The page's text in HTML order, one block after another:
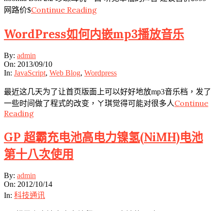
网路价$Continue Reading
WordPress如何内嵌mp3播放音乐
2013-
09-
10
By: admin
On: 2013/09/10
In: JavaScript, Web Blog, Wordpress
最近这几天为了让首页版面上可以好好地放mp3音乐档，发了
一些时间做了程式的改变，ㄚ琪觉得可能对很多人Continue
Reading
GP 超霸充电池高电力镍氢(NiMH)电池
第十八次使用
2012-
10-
14
By: admin
On: 2012/10/14
In: 科技通讯